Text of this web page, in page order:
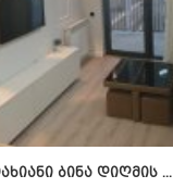
ბინა დიღმის ...